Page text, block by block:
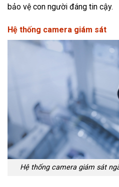
bảo vệ con người đáng tin cậy.
Hệ thống camera giám sát
Hệ thống camera giám sát